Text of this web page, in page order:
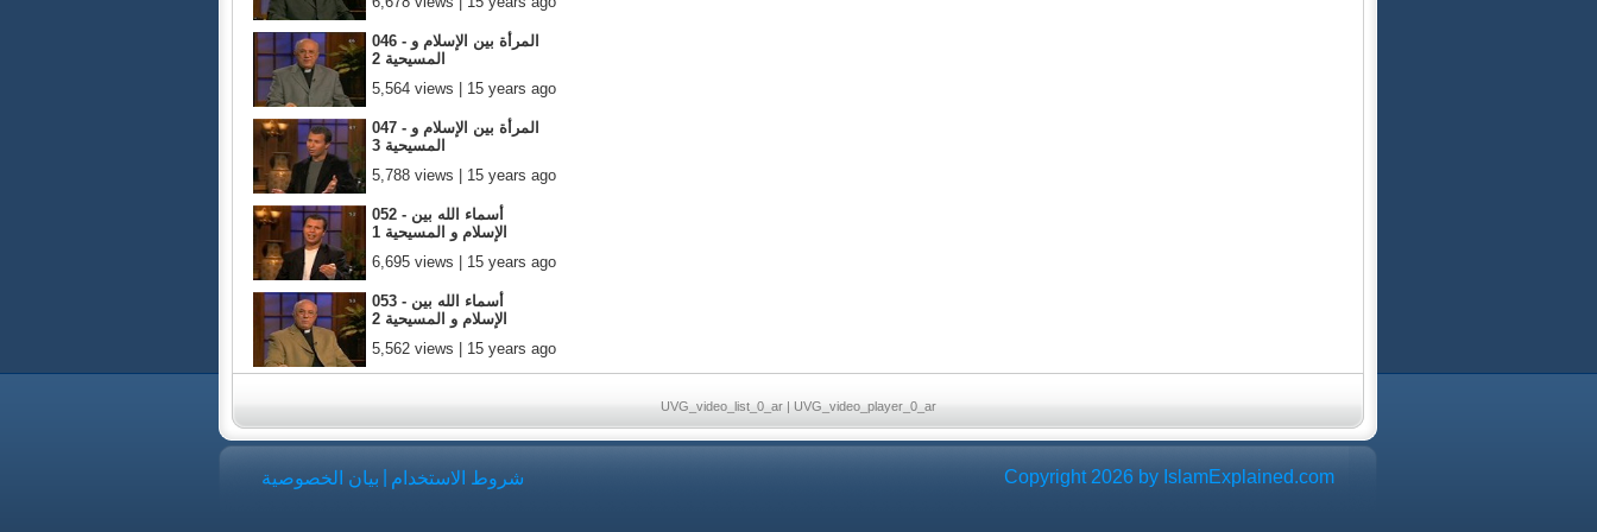
046 - المرأة بين الإسلام و
المسيحية 2
5,564 views | 15 years ago
047 - المرأة بين الإسلام و
المسيحية 3
5,788 views | 15 years ago
052 - أسماء الله بين
الإسلام و المسيحية 1
6,695 views | 15 years ago
053 - أسماء الله بين
الإسلام و المسيحية 2
5,562 views | 15 years ago
UVG_video_list_0_ar| UVG_video_player_0_ar
بيان الخصوصية شروط الاستخدام Copyright 2026 by IslamExplained.com